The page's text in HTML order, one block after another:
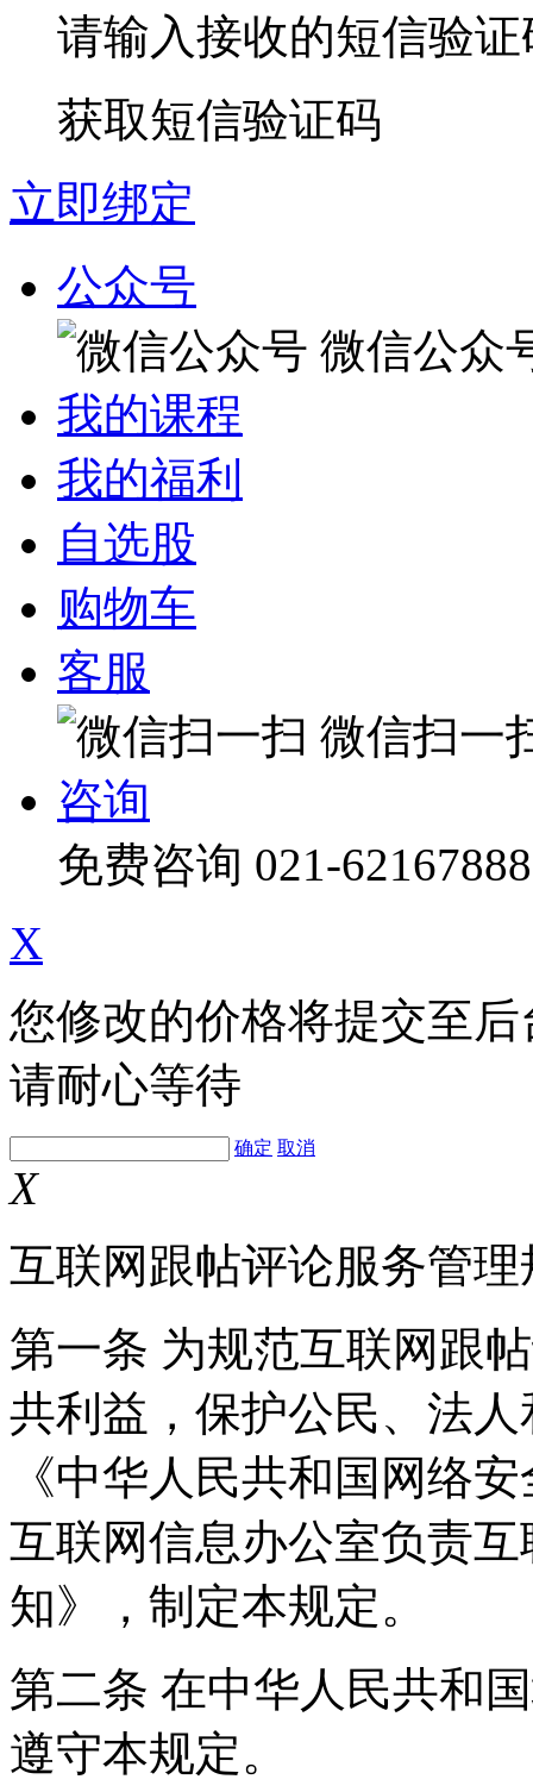
请输入接收的短信验证
获取短信验证码
立即绑定
公众号
微信公众
我的课程
我的福利
自选股
购物车
客服
微信扫一
咨询
免费咨询 021-62167888
X
您修改的价格将提交至
请耐心等待
确定 取消
X
互联网跟帖评论服务管理
第一条 为规范互联网跟
共利益，保护公民、法
《中华人民共和国网络
互联网信息办公室负责
知》，制定本规定。
第二条 在中华人民共和
遵守本规定。